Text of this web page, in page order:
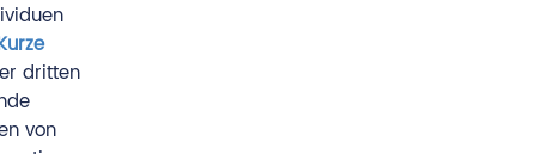
dritten
von